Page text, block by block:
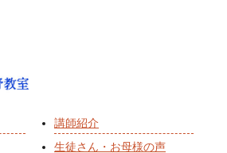
講師紹介
生徒さん・お母様の声